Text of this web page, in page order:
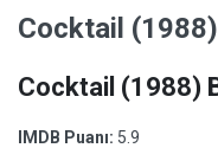
Cocktail
Cocktail (1988)
IMDB Puanı: 5.9